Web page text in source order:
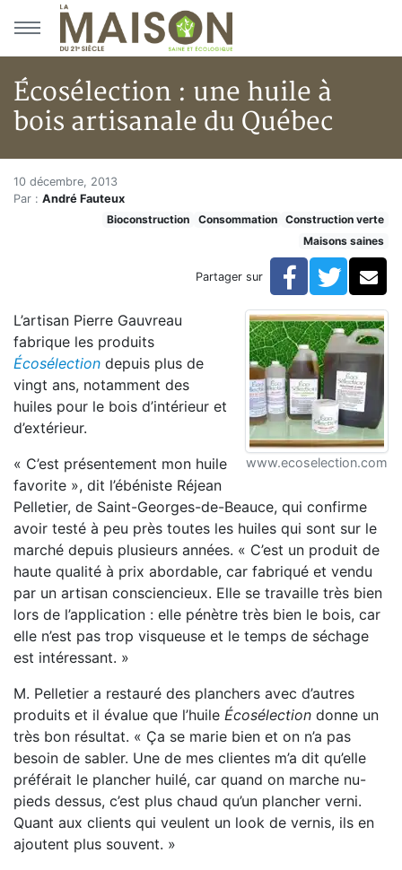
Aller au menu principal
Aller au contenu principal
Écosélection : une huile à
bois artisanale du Québec
Accueil
Articles
Maisons saines
Écosélection : une huile à bois artisanale du Québec
Écosélection : une huile à bois
10 décembre, 2013
Par : André Fauteux
Bioconstruction
Consommation
Construction verte
Maisons saines
Partager sur Facebook
www.ecoselection.com
L’artisan Pierre Gauvreau
fabrique les produits
Écosélection depuis plus de
vingt ans, notamment des
huiles pour le bois d’intérieur et
d’extérieur.
« C’est présentement mon huile
favorite », dit l’ébéniste Réjean
Pelletier, de Saint-Georges-de-Beauce, qui confirme
avoir testé à peu près toutes les huiles qui sont sur le
marché depuis plusieurs années. « C’est un produit de
haute qualité à prix abordable, car fabriqué et vendu
par un artisan consciencieux. Elle se travaille très bien
lors de l’application : elle pénètre très bien le bois, car
elle n’est pas trop visqueuse et le temps de séchage
est intéressant. »
M. Pelletier a restauré des planchers avec d’autres
produits et il évalue que l’huile Écosélection donne un
très bon résultat. « Ça se marie bien et on n’a pas
besoin de sabler. Une de mes clientes m’a dit qu’elle
préférait le plancher huilé, car quand on marche nu-
pieds dessus, c’est plus chaud qu’un plancher verni.
Quant aux clients qui veulent un look de vernis, ils en
ajoutent plus souvent. »